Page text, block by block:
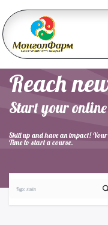
Reach
Start your
Skill up and have an impact!
Time to start a course.